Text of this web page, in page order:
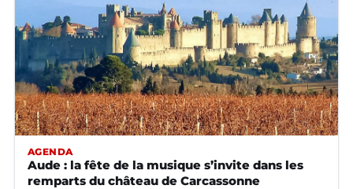
AGENDA
Aude : la fête de la musique s’invite dans les
remparts du château de Carcassonne